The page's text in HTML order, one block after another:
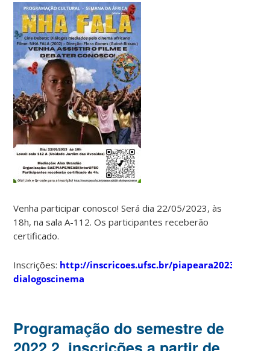
Venha participar conosco! Será dia 22/05/2023, às
18h, na sala A-112. Os participantes receberão
certificado.
Inscrições: http://inscricoes.ufsc.br/piapeara20231-
dialogoscinema
Programação do semestre de